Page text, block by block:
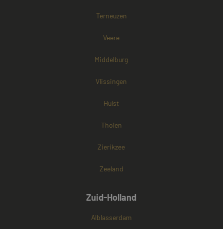
Terneuzen
Veere
Middelburg
Vlissingen
Hulst
Tholen
Zierikzee
Zeeland
Zuid-Holland
Alblasserdam